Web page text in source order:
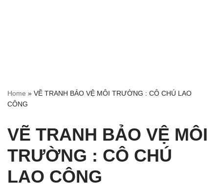
Home » VẼ TRANH BẢO VỆ MÔI TRƯỜNG : CÔ CHÚ LAO
CÔNG
VẼ TRANH BẢO VỆ MÔI
TRƯỜNG : CÔ CHÚ
LAO CÔNG